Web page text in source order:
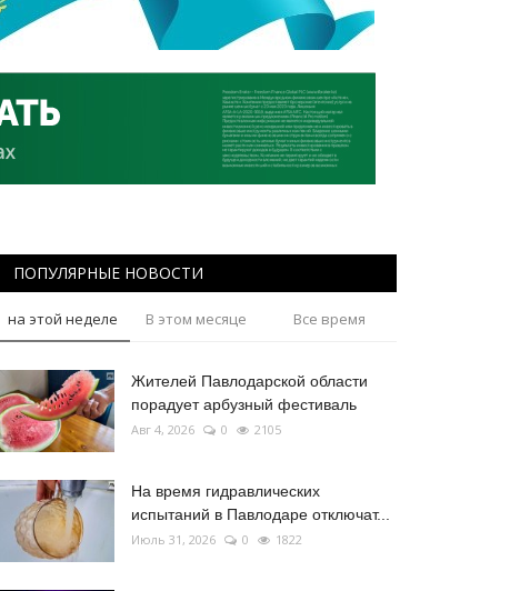
ПОПУЛЯРНЫЕ НОВОСТИ
на этой неделе В этом месяце Все время
Жителей Павлодарской области
порадует арбузный фестиваль
Авг 4, 2026 0 2105
На время гидравлических
испытаний в Павлодаре отключат...
Июль 31, 2026 0 1822